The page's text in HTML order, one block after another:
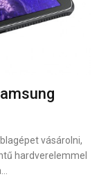
vásárolni,
hardverelemmel